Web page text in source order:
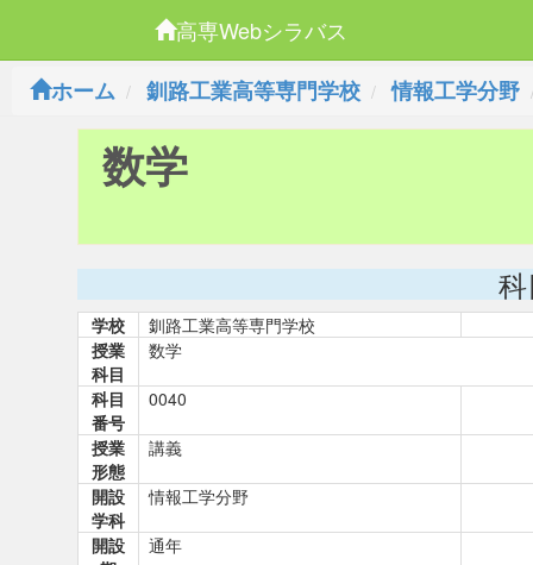
高専Webシラバス
ホーム
釧路工業高等専門学校 情報工学分野
数学
学校
釧路工業高等専門学校
授業
科目
数学
科目
番号
0040
授業
形態
講義
開設
学科
情報工学分野
開設
通年